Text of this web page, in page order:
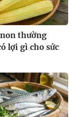
thường
lợi gì cho sức